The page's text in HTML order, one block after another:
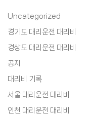
Uncategorized
경기도 대리운전 대리비
경상도 대리운전 대리비
공지
대리비 기록
서울 대리운전 대리비
인천 대리운전 대리비